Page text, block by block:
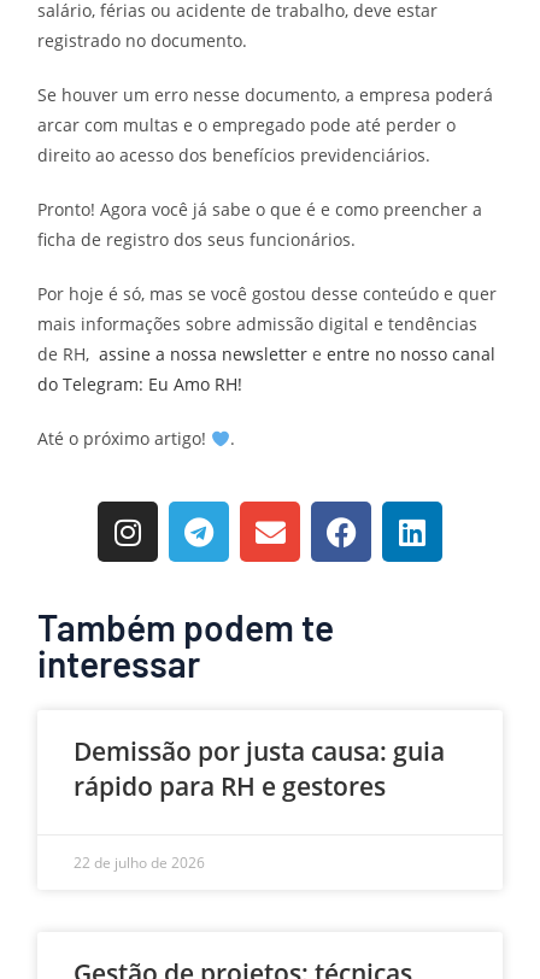
salário, férias ou acidente de trabalho, deve estar
registrado no documento.
Se houver um erro nesse documento, a empresa poderá
arcar com multas e o empregado pode até perder o
direito ao acesso dos benefícios previdenciários.
Pronto! Agora você já sabe o que é e como preencher a
ficha de registro dos seus funcionários.
Por hoje é só, mas se você gostou desse conteúdo e quer
mais informações sobre admissão digital e tendências
de RH, assine a nossa newsletter e entre no nosso canal
do Telegram: Eu Amo RH!
Até o próximo artigo! .
Também podem te
interessar
Demissão por justa causa: guia
rápido para RH e gestores
22 de julho de 2026